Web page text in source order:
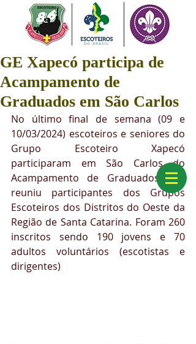
GE Xapecó participa de
Acampamento de
Graduados em São Carlos
No último final de semana (09 e
10/03/2024) escoteiros e seniores do
Grupo Escoteiro Xapecó
participaram em São Carlos do
Acampamento de Graduados que
reuniu participantes dos Grupos
Escoteiros dos Distritos do Oeste da
Região de Santa Catarina. Foram 260
inscritos sendo 190 jovens e 70
adultos voluntários (escotistas e
dirigentes)